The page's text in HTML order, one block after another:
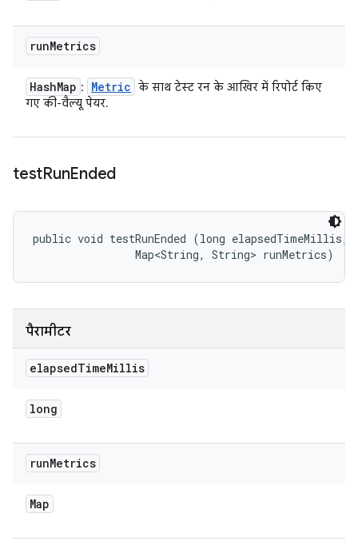
runMetrics
HashMap : Metric के साथ टेस्ट रन के आखिर में रिपोर्ट किए
गए की-वैल्यू पेयर.
testRunEnded
public void testRunEnded (long elapsedTimeMillis,
                Map<String, String> runMetrics)
पैरामीटर
elapsedTimeMillis
long
runMetrics
Map